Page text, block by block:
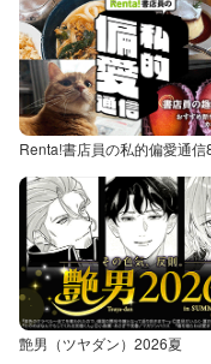
Renta!書店員の私的偏愛通信
艶男（ツヤダン）2026夏